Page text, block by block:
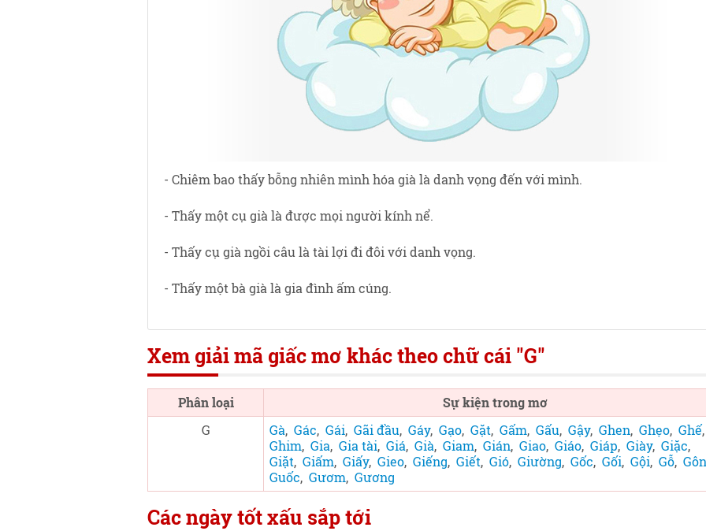
- Chiêm bao thấy bỗng nhiên mình hóa già là danh vọng đến với mình.
- Thấy một cụ già là được mọi người kính nể.
- Thấy cụ già ngồi câu là tài lợi đi đôi với danh vọng.
- Thấy một bà già là gia đình ấm cúng.
Xem giải mã giấc mơ khác theo chữ cái "G"
Phân loại
Sự kiện trong mơ
G
Gà, Gác, Gái, Gãi đầu, Gáy, Gạo, Gặt, Gấm, Gấu, Gậy, Ghen, Ghẹo, Ghế,
Ghim, Gia, Gia tài, Giá, Già, Giam, Gián, Giao, Giáo, Giáp, Giày, Giặc,
Giặt, Giấm, Giấy, Gieo, Giếng, Giết, Gió, Giường, Gốc, Gối, Gội, Gỗ,
Guốc, Gươm, Gương
Các ngày tốt xấu sắp tới